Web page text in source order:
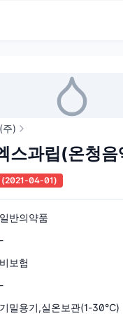
주)
스과립(온청음
(2021-04-01)
일반의약품
-
비보험
-
기밀용기,실온보관(1-30℃)